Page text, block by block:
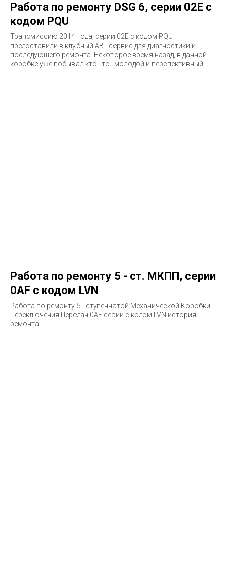
Работа по ремонту DSG 6, серии 02E с
кодом PQU
Трансмиссию 2014 года, серии 02E c кодом PQU
предоставили в клубный АВ - сервис для диагностики и
последующего ремонта. Некоторое время назад, в данной
коробке уже побывал кто - то "молодой и перспективный" ...
Работа по ремонту 5 - ст. МКПП, серии
0AF с кодом LVN
Работа по ремонту 5 - ступенчатой Механической Коробки
Переключения Передач 0AF серии с кодом LVN история
ремонта